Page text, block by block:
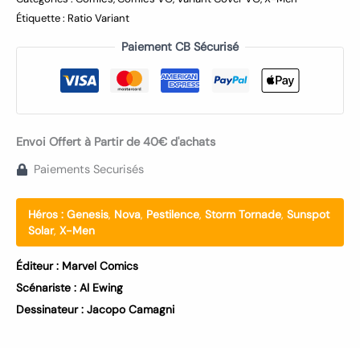
Étiquette : Ratio Variant
Paiement CB Sécurisé
Envoi Offert à Partir de 40€ d'achats
Paiements Securisés
Héros : Genesis, Nova, Pestilence, Storm Tornade, Sunspot
Solar, X-Men
Éditeur : Marvel Comics
Scénariste : Al Ewing
Dessinateur : Jacopo Camagni